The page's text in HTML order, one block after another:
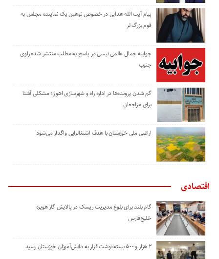
پیام آیت الله هدایی در خصوص توهین یک نماینده مجلس به
قوم بزرگ لر
جوابیه جمال عالمی نیسی در پاسخ به مطلب منتشر شده راوی
جنوب
گم شدن پرونده‌ها در اداره راه و شهرسازی اهواز؛ مشکلی آشنا
برای مراجعان
اراضی ملی خوزستان با هدف اشتغالزایی واگذار می‌شود
اقتصادی
گام بلند برای بلوغ مدیریت ریسک در پالایش گاز هویزه
خلیج‌فارس
۲ هزار و ۵۰۰ بسته نوشت‌افزار به دانش‌آموزان خوزستان رسید